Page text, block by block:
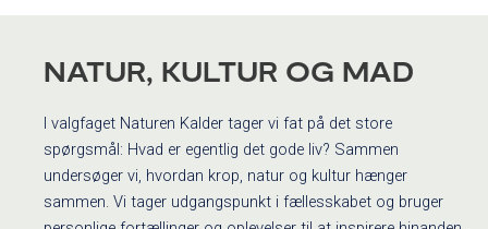
NATUR, KULTUR OG MAD
I valgfaget Naturen Kalder tager vi fat på det store
spørgsmål: Hvad er egentlig det gode liv? Sammen
undersøger vi, hvordan krop, natur og kultur hænger
sammen. Vi tager udgangspunkt i fællesskabet og bruger